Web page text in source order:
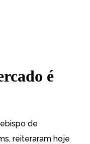
é
de
reiteraram hoje